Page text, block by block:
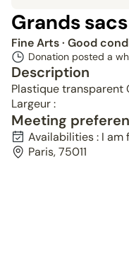
Grands
Fine Arts· Good
Donation posted a
Description
Plastique transparent
Largeur :
Meeting
Availabilities : I am
Paris, 75011